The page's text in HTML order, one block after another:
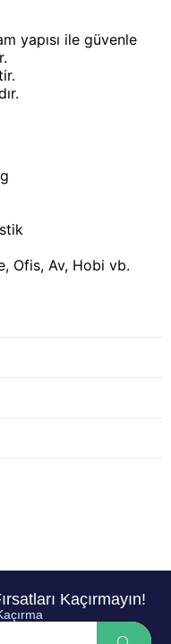
yapısı ile güvenle
Ofis, Av, Hobi vb.
Kaçırmayın!